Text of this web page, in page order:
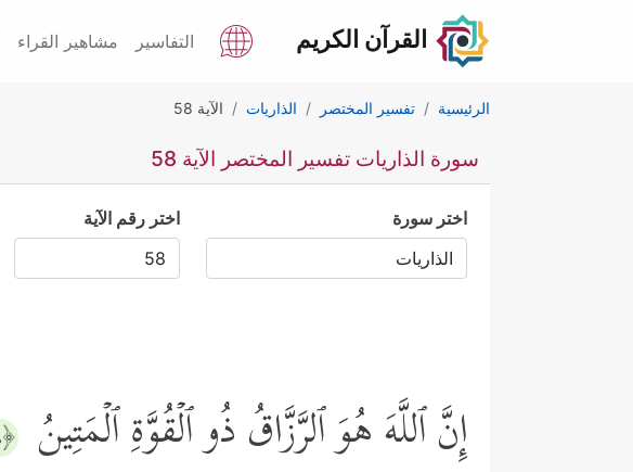
القرآن الكريم التفاسير مشاهير القراء
الرئيسية تفسير المختصر الذاريات الآية 58
سورة الذاريات تفسير المختصر الآية 58
اختر سورة اختر رقم الآية
إِنَّ ٱللَّهَ هُوَ ٱلرَّزَّاقُ ذُو ٱلۡقُوَّةِ ٱلۡمَتِینُ ﴿٥٨﴾